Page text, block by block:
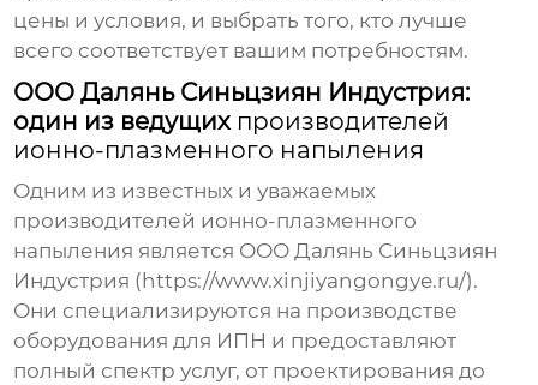
цены и условия, и выбрать того, кто лучше
всего соответствует вашим потребностям.
ООО Далянь Синьцзиян Индустрия:
один из ведущих производителей
ионно-плазменного напыления
Одним из известных и уважаемых
производителей ионно-плазменного
напыления является ООО Далянь Синьцзиян
Индустрия (https://www.xinjiyangongye.ru/).
Они специализируются на производстве
оборудования для ИПН и предоставляют
полный спектр услуг, от проектирования до